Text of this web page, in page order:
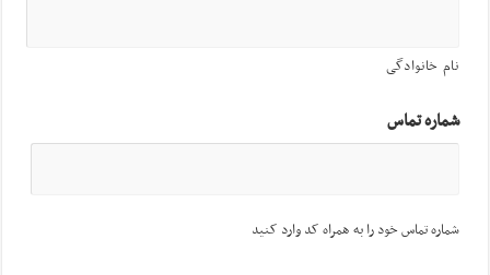
نام خانوادگی
شماره تماس
شماره تماس خود را به همراه کد وارد کنید